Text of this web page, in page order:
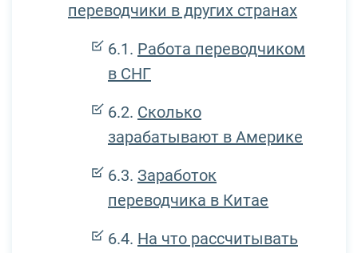
переводчики в других странах
Работа переводчиком
в СНГ
Сколько
зарабатывают в Америке
Заработок
переводчика в Китае
На что рассчитывать